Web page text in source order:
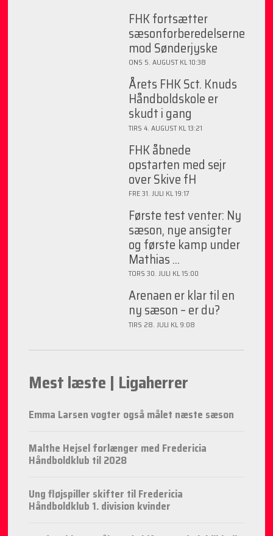
FHK fortsætter
sæsonforberedelserne
mod Sønderjyske
ONS 5. AUGUST KL 10:38
Årets FHK Sct. Knuds
Håndboldskole er
skudt i gang
TIRS 4. AUGUST KL 13:21
FHK åbnede
opstarten med sejr
over Skive fH
FRE 31. JULI KL 19:17
Første test venter: Ny
sæson, nye ansigter
og første kamp under
Mathias ...
TORS 30. JULI KL 15:00
Arenaen er klar til en
ny sæson – er du?
TIRS 28. JULI KL 9:08
Mest læste | Ligaherrer
Emma Larsen vogter også målet næste sæson
Malthe Hejsel forlænger med Fredericia
Håndboldklub til 2028
Ung fløjspiller skifter til Fredericia
Håndboldklub 1. division kvinder